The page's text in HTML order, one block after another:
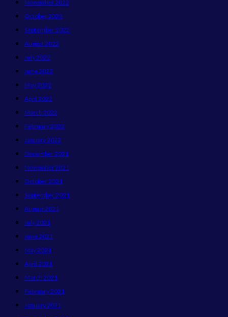
November 2022
October 2022
September 2022
August 2022
July 2022
June 2022
May 2022
April 2022
March 2022
February 2022
January 2022
December 2021
November 2021
October 2021
September 2021
August 2021
July 2021
June 2021
May 2021
April 2021
March 2021
February 2021
January 2021